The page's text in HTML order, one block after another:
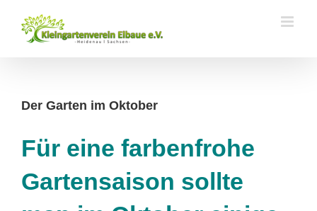
Inhalt
springen
Der Garten im Oktober
Für eine farbenfrohe
Gartensaison sollte